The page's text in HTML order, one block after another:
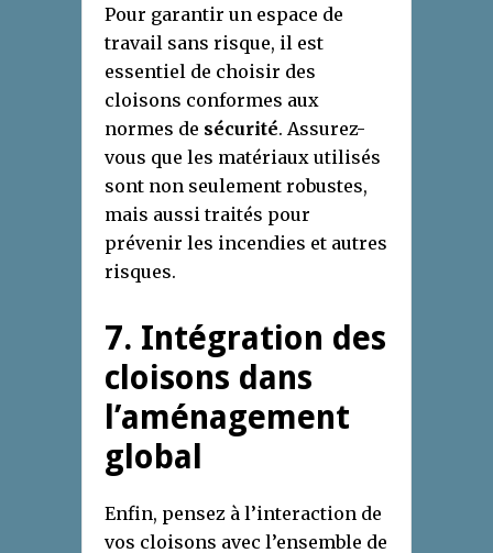
Pour garantir un espace de
travail sans risque, il est
essentiel de choisir des
cloisons conformes aux
normes de sécurité. Assurez-
vous que les matériaux utilisés
sont non seulement robustes,
mais aussi traités pour
prévenir les incendies et autres
risques.
7. Intégration des
cloisons dans
l’aménagement
global
Enfin, pensez à l’interaction de
vos cloisons avec l’ensemble de